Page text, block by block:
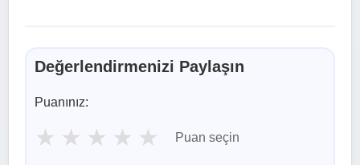
Değerlendirmenizi Paylaşın
Puanınız:
★ ★ ★ ★ ★ Puan seçin